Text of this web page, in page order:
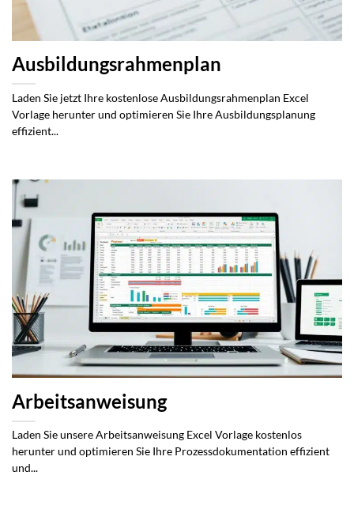
Ausbildungsrahmenplan
Laden Sie jetzt Ihre kostenlose Ausbildungsrahmenplan Excel
Vorlage herunter und optimieren Sie Ihre Ausbildungsplanung
effizient...
Arbeitsanweisung
Laden Sie unsere Arbeitsanweisung Excel Vorlage kostenlos
herunter und optimieren Sie Ihre Prozessdokumentation effizient
und...